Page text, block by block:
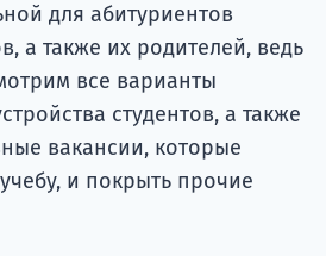
для абитуриентов
а также их родителей, ведь
все варианты
студентов, а также
вакансии, которые
и покрыть прочие